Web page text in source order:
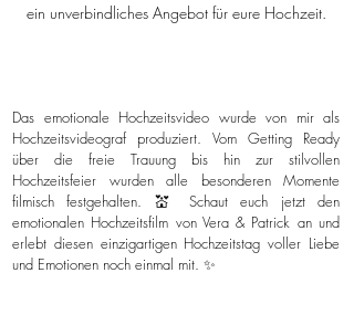
ein unverbindliches Angebot für eure Hochzeit.
Das emotionale Hochzeitsvideo wurde von mir als
Hochzeitsvideograf produziert. Vom Getting Ready
über die freie Trauung bis hin zur stilvollen
Hochzeitsfeier wurden alle besonderen Momente
filmisch festgehalten. 💒 Schaut euch jetzt den
emotionalen Hochzeitsfilm von Vera & Patrick an und
erlebt diesen einzigartigen Hochzeitstag voller Liebe
und Emotionen noch einmal mit. ✨